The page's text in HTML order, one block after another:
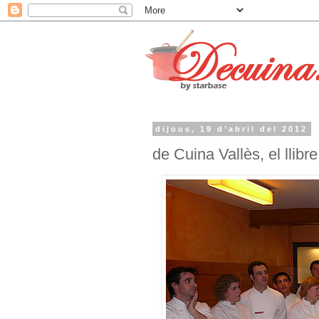
dijous, 19 d’abril del 2012
de Cuina Vallès, el